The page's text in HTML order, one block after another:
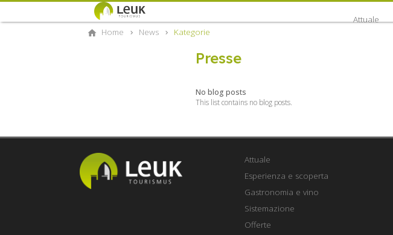
Attuale
Home News Kategorie
Presse
No blog posts
This list contains no blog posts.
Attuale
Esperienza e scoperta
Gastronomia e vino
Sistemazione
Offerte